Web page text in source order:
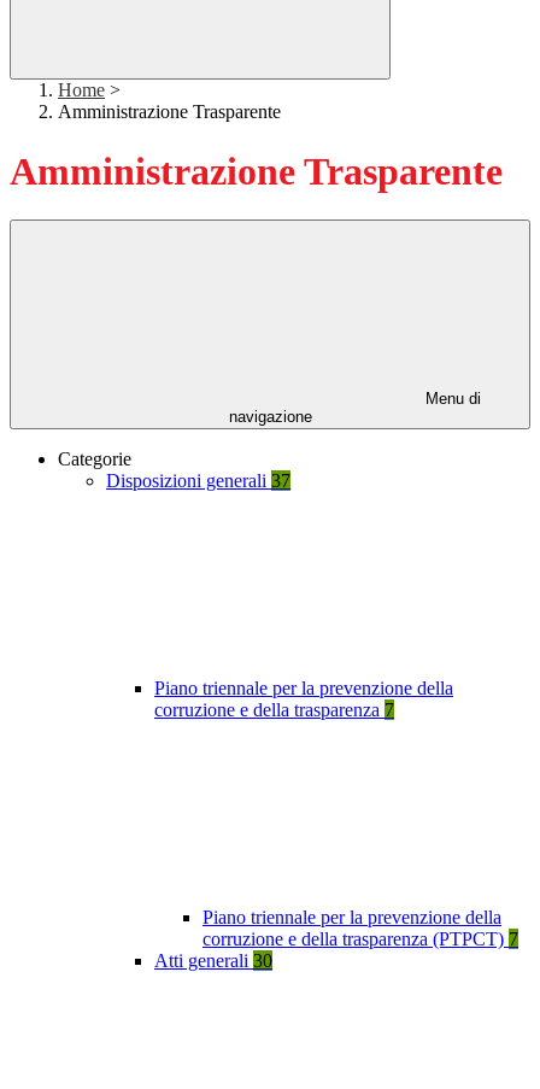
Home >
Amministrazione Trasparente
Amministrazione Trasparente
Menu di
navigazione
Categorie
Disposizioni generali 37
Piano triennale per la prevenzione della
corruzione e della trasparenza 7
Piano triennale per la prevenzione della
corruzione e della trasparenza (PTPCT) 7
Atti generali 30